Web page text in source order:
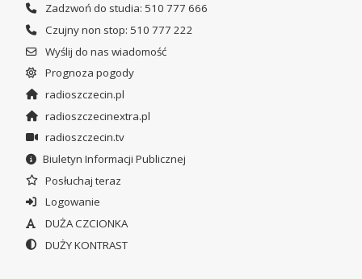
Zadzwoń do studia: 510 777 666
Czujny non stop: 510 777 222
Wyślij do nas wiadomość
Prognoza pogody
radioszczecin.pl
radioszczecinextra.pl
radioszczecin.tv
Biuletyn Informacji Publicznej
Posłuchaj teraz
Logowanie
DUŻA CZCIONKA
DUŻY KONTRAST